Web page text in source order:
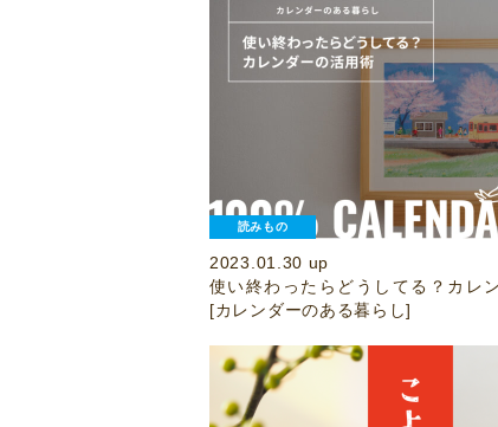
読みもの
2023.01.30 up
使い終わったらどうしてる？カレ
[カレンダーのある暮らし]